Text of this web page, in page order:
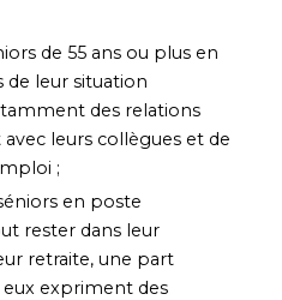
de 55 ans ou plus en
de leur situation
des relations
leurs collègues et de
;
en poste
rester dans leur
retraite, une part
eux expriment des